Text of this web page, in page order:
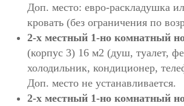
Доп. место: евро-раскладушка
кровать (без ограничения по
2-х местный 1-но комнатный
(корпус 3) 16 м2 (душ, туалет,
холодильник, кондиционер,
Доп. место не устанавливается.
2-х местный 1-но комнатный